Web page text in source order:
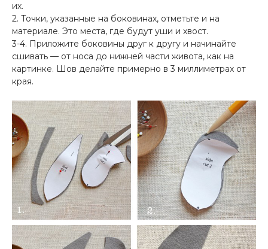
их.
2. Точки, указанные на боковинах, отметьте и на
материале. Это места, где будут уши и хвост.
3-4. Приложите боковины друг к другу и начинайте
сшивать — от носа до нижней части живота, как на
картинке. Шов делайте примерно в 3 миллиметрах от
края.